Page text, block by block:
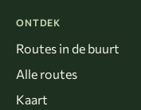
ONTDEK
Routes in de buurt
Alle routes
Kaart